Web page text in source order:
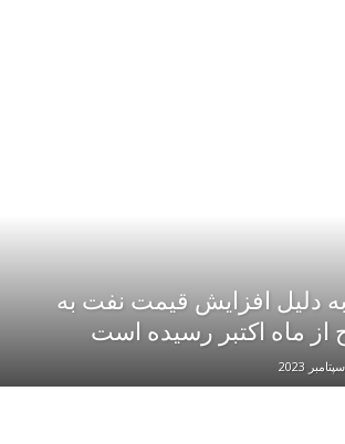
دلیل افزایش قیمت نفت به
از ماه اکتبر رسیده است